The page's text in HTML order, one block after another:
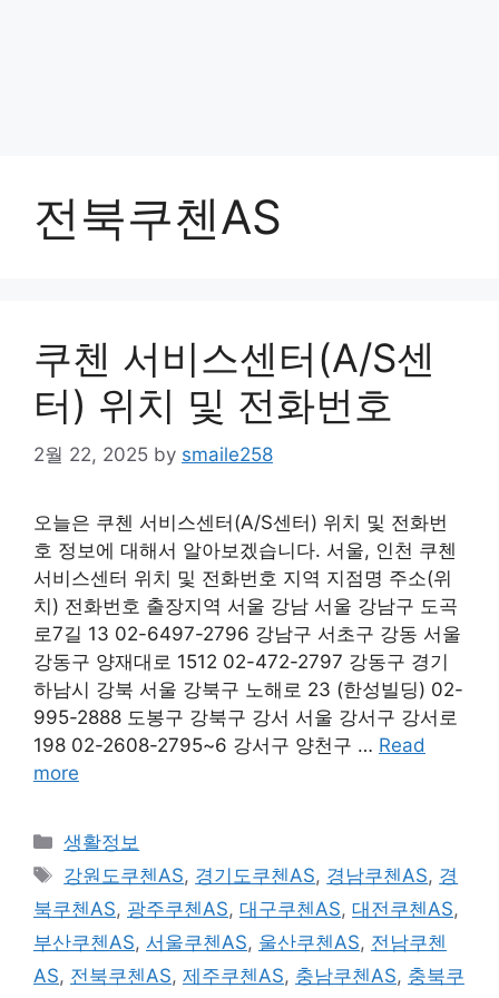
전북쿠첸AS
쿠첸 서비스센터(A/S센
터) 위치 및 전화번호
2월 22, 2025 by smaile258
오늘은 쿠첸 서비스센터(A/S센터) 위치 및 전화번
호 정보에 대해서 알아보겠습니다. 서울, 인천 쿠첸
서비스센터 위치 및 전화번호 지역 지점명 주소(위
치) 전화번호 출장지역 서울 강남 서울 강남구 도곡
로7길 13 02-6497-2796 강남구 서초구 강동 서울
강동구 양재대로 1512 02-472-2797 강동구 경기
하남시 강북 서울 강북구 노해로 23 (한성빌딩) 02-
995-2888 도봉구 강북구 강서 서울 강서구 강서로
198 02-2608-2795~6 강서구 양천구 … Read
more
Categories
생활정보
Tags
강원도쿠첸AS, 경기도쿠첸AS, 경남쿠첸AS, 경
북쿠첸AS, 광주쿠첸AS, 대구쿠첸AS, 대전쿠첸AS,
부산쿠첸AS, 서울쿠첸AS, 울산쿠첸AS, 전남쿠첸
AS, 전북쿠첸AS, 제주쿠첸AS, 충남쿠첸AS, 충북쿠